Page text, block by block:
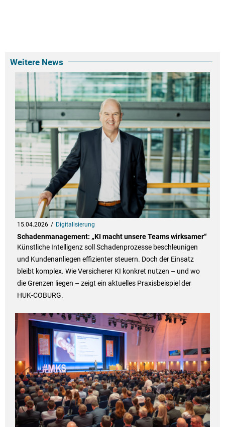
Weitere News
15.04.2026 Digitalisierung
Schadenmanagement: „KI macht unsere Teams wirksamer“
Künstliche Intelligenz soll Schadenprozesse beschleunigen
und Kundenanliegen effizienter steuern. Doch der Einsatz
bleibt komplex. Wie Versicherer KI konkret nutzen – und wo
die Grenzen liegen – zeigt ein aktuelles Praxisbeispiel der
HUK-COBURG.